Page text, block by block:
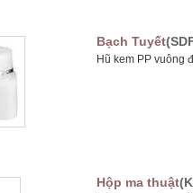
Bạch Tuyết
Hũ kem PP vuông
Hộp ma thuật